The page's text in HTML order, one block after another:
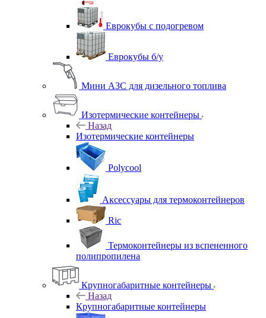
Еврокубы с подогревом
Еврокубы б/у
Мини АЗС для дизельного топлива
Изотермические контейнеры
Назад
Изотермические контейнеры
Polycool
Аксессуары для термоконтейнеров
Ric
Термоконтейнеры из вспененного
полипропилена
Крупногабаритные контейнеры
Назад
Крупногабаритные контейнеры